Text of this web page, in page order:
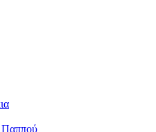
Παππού